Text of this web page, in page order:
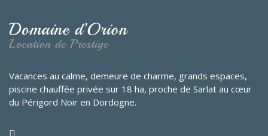
Vacances au calme, demeure de charme, grands espaces,
piscine chauffée privée sur 18 ha, proche de Sarlat au cœur
du Périgord Noir en Dordogne.